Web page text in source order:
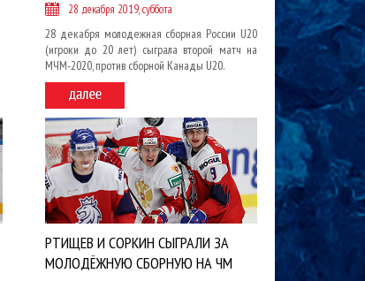
28 декабря 2019, суббота
28 декабря молодежная сборная России U20
(игроки до 20 лет) сыграла второй матч на
МЧМ-2020, против сборной Канады U20.
РТИЩЕВ И СОРКИН СЫГРАЛИ ЗА
МОЛОДЁЖНУЮ СБОРНУЮ НА ЧМ